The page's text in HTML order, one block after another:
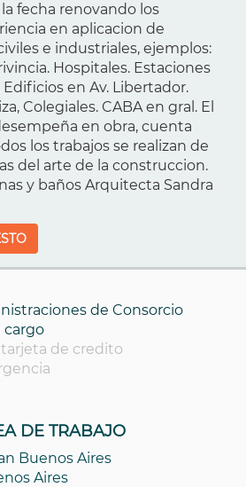
fecha renovando los
en aplicacion de
e industriales, ejemplos:
Hospitales. Estaciones
Edificios en Av. Libertador.
Colegiales. CABA en gral. El
en obra, cuenta
los trabajos se realizan de
del arte de la construccion.
y baños Arquitecta Sandra
de Consorcio
cargo
de credito
DE TRABAJO
Buenos Aires
Aires